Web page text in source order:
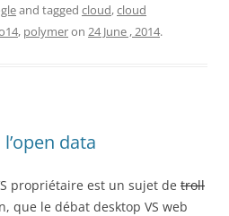
and tagged cloud,cloud
, polymeron 24 June , 2014.
data
propriétaire est un sujet de troll
que le débat desktop VS web